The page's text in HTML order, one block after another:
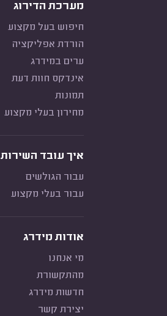
מערכת הדירוג
חיפוש בעל מקצוע
הורדת אפליקציה
ערים במידרג
אינדקס חוות דעת
תמונות
מחירון בעלי מקצוע
איך עובד השירות
עבור הגולשים
עבור בעלי מקצוע
אודות מידרג
מי אנחנו
מהתקשורת
חדשות מידרג
יצירת קשר